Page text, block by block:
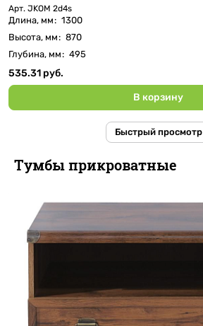
Арт. JKOM 2d4s
Длина, мм: 1300
Высота, мм: 870
Глубина, мм: 495
535.31 руб.
В корзину
Быстрый просмотр
Тумбы прикроватные